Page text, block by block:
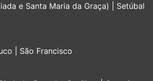
e Santa Maria da Graça) | Setúbal
| São Francisco